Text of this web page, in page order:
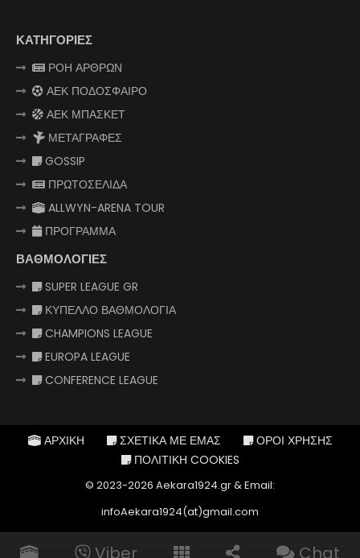
ΚΑΤΗΓΟΡΙΕΣ
ΡΟΗ ΑΡΘΡΩΝ
ΑΕΚ ΠΟΔΟΣΦΑΙΡΟ
ΑΕΚ ΜΠΑΣΚΕΤ
ΜΕΤΑΓΡΑΦΕΣ
GOSSIP
ΠΡΩΤΟΣΕΛΙΔΑ
ALLWYN-ARENA TOUR
ΠΡΟΓΡΑΜΜΑ
ΒΑΘΜΟΛΟΓΙΕΣ
SUPER LEAGUE GR
ΚΥΠΕΛΛΟ ΒΑΘΜΟΛΟΓΙΑ
CHAMPIONS LEAGUE
EUROPA LEAGUE
CONFERENCE LEAGUE
ΑΡΧΙΚΗ ΣΧΕΤΙΚΑ ΜΕ ΕΜΑΣ
ΟΡΟΙ ΧΡΗΣΗΣ
ΠΟΛΙΤΙΚΗ COOKIES
© 2023-2026 Aekara1924.gr & Email:
infoAekara1924(at)gmail.com
Viber Chat